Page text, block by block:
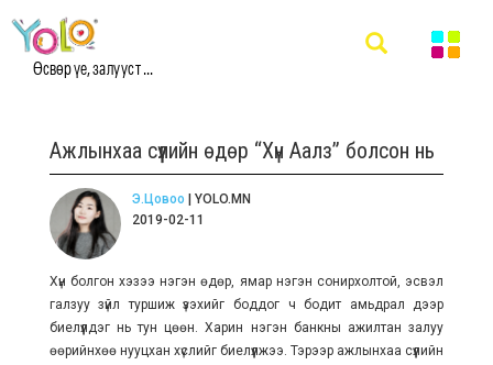
Өсвөр үе, залууст ...
Ажлынхаа сүүлийн өдөр “Хүн Аалз” болсон нь
Э.Цовоо | YOLO.MN
2019-02-11
Хүн болгон хэзээ нэгэн өдөр, ямар нэгэн сонирхолтой, эсвэл
галзуу зүйл туршиж үзэхийг боддог ч бодит амьдрал дээр
биелүүлдэг нь тун цөөн. Харин нэгэн банкны ажилтан залуу
өөрийнхөө нууцхан хүслийг биелүүлжээ. Тэрээр ажлынхаа сүүлийн